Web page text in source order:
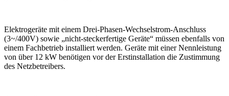
Elektrogeräte mit einem Drei-Phasen-Wechselstrom-Anschluss
(3~/400V) sowie „nicht-steckerfertige Geräte“ müssen ebenfalls von
einem Fachbetrieb installiert werden. Geräte mit einer Nennleistung
von über 12 kW benötigen vor der Erstinstallation die Zustimmung
des Netzbetreibers.